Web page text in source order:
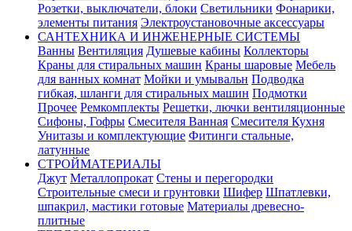
Розетки, выключатели, блоки Светильники Фонарики,
элементы питания Электроустановочные аксессуары
САНТЕХНИКА И ИНЖЕНЕРНЫЕ СИСТЕМЫ
Ванны Вентиляция Душевые кабины Коллекторы
Краны для стиральных машин Краны шаровые Мебель
для ванных комнат Мойки и умывальн Подводка
гибкая, шланги для стиральных машин Подмотки
Прочее Ремкомплекты Решетки, лючки вентиляционные
Сифоны, Гофры Смесителя Ванная Смесителя Кухня
Унитазы и комплектующие Фитинги стальные,
латунные
СТРОЙМАТЕРИАЛЫ
Джут Металлопрокат Стены и перегородки
Строительные смеси и грунтовки Шифер Шпатлевки,
шпакрил, мастики готовые Материалы древесно-
плитные